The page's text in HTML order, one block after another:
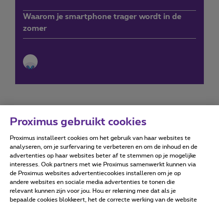
Waarom je smartphone trager wordt in de
zomer
Forumvoorwaarden Accessibility statement
Alle rechten voorbehouden. © Proximus
Proximus gebruikt cookies
Proximus installeert cookies om het gebruik van haar websites te
analyseren, om je surfervaring te verbeteren en om de inhoud en de
advertenties op haar websites beter af te stemmen op je mogelijke
interesses. Ook partners met wie Proximus samenwerkt kunnen via
de Proximus websites advertentiecookies installeren om je op
andere websites en sociale media advertenties te tonen die
relevant kunnen zijn voor jou. Hou er rekening mee dat als je
bepaalde cookies blokkeert, het de correcte werking van de website